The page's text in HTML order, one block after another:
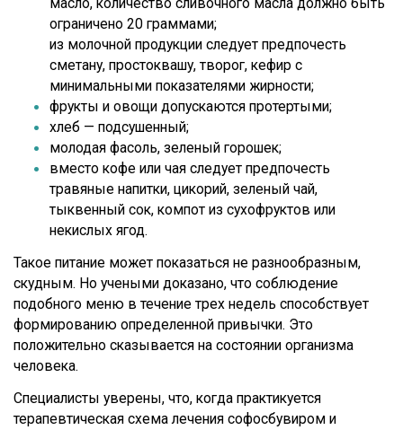
ограничено 20 граммами;
из молочной продукции следует предпочесть
сметану, простоквашу, творог, кефир с
минимальными показателями жирности;
фрукты и овощи допускаются протертыми;
хлеб — подсушенный;
молодая фасоль, зеленый горошек;
вместо кофе или чая следует предпочесть
травяные напитки, цикорий, зеленый чай,
тыквенный сок, компот из сухофруктов или
некислых ягод.
Такое питание может показаться не разнообразным,
скудным. Но учеными доказано, что соблюдение
подобного меню в течение трех недель способствует
формированию определенной привычки. Это
положительно сказывается на состоянии организма
человека.
Специалисты уверены, что, когда практикуется
терапевтическая схема лечения софосбувиром и